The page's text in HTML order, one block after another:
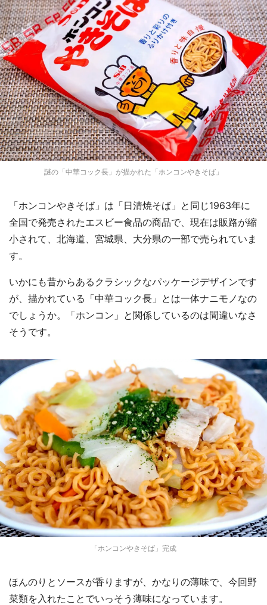
都道府選択
謎の「中華コック長」が描かれた「ホンコンやきそば」
「ホンコンやきそば」は「日清焼そば」と同じ1963年に
全国で発売されたエスビー食品の商品で、現在は販路が縮
小されて、北海道、宮城県、大分県の一部で売られていま
す。
いかにも昔からあるクラシックなパッケージデザインです
が、描かれている「中華コック長」とは一体ナニモノなの
でしょうか。「ホンコン」と関係しているのは間違いなさ
そうです。
「ホンコンやきそば」完成
ほんのりとソースが香りますが、かなりの薄味で、今回野
菜類を入れたことでいっそう薄味になっています。